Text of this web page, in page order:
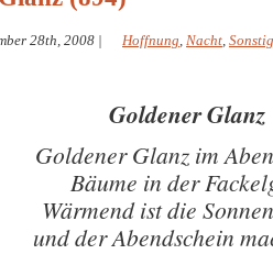
28th, 2008 | Hoffnung, Nacht,
Goldener Glanz
Goldener Glanz im
Bäume in der
Wärmend ist die
und der Abendschein